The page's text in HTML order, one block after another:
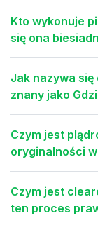
Kto wykonuje
się ona
Jak nazywa
znany jako
Czym jest
oryginalności
Czym jest
ten proces